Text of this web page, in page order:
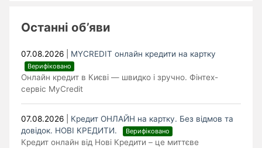
Останні об’яви
07.08.2026 MYCREDIT онлайн кредити на картку
Верифіковано
Онлайн кредит в Києві — швидко і зручно. Фінтех-
сервіс MyCredit
07.08.2026
Кредит ОНЛАЙН на картку. Без відмов та
довідок. НОВІ КРЕДИТИ.
Верифіковано
Кредит онлайн від Нові Кредити – це миттєве